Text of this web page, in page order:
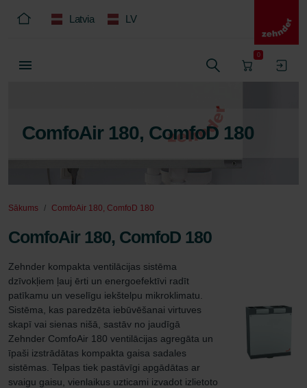
Latvia LV
0
ComfoAir 180, ComfoD 180
Sākums ComfoAir 180, ComfoD 180
ComfoAir 180, ComfoD 180
Zehnder kompakta ventilācijas sistēma
dzīvokļiem ļauj ērti un energoefektīvi radīt
patīkamu un veselīgu iekštelpu mikroklimatu.
Sistēma, kas paredzēta iebūvēšanai virtuves
skapī vai sienas nišā, sastāv no jaudīgā
Zehnder ComfoAir 180 ventilācijas agregāta un
īpaši izstrādātas kompakta gaisa sadales
sistēmas. Telpas tiek pastāvīgi apgādātas ar
svaigu gaisu, vienlaikus uzticami izvadot izlietoto